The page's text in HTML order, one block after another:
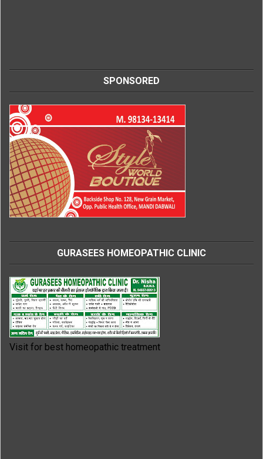
SPONSORED
GURASEES HOMEOPATHIC CLINIC
Visit for best homeopathic treatment